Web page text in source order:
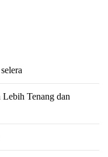
Tenang dan